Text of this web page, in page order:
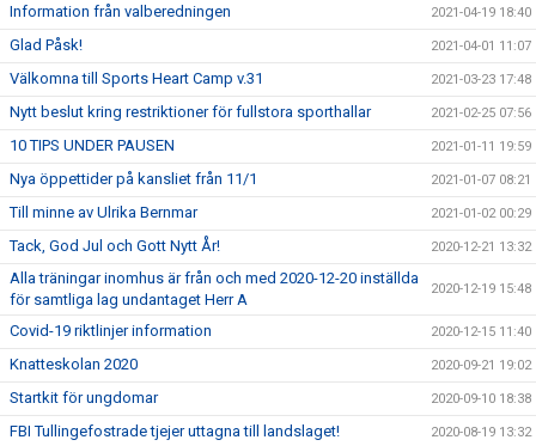
Information från valberedningen 2021-04-19 18:40
Glad Påsk! 2021-04-01 11:07
Välkomna till Sports Heart Camp v.31 2021-03-23 17:48
Nytt beslut kring restriktioner för fullstora sporthallar 2021-02-25 07:56
10 TIPS UNDER PAUSEN 2021-01-11 19:59
Nya öppettider på kansliet från 11/1 2021-01-07 08:21
Till minne av Ulrika Bernmar 2021-01-02 00:29
Tack, God Jul och Gott Nytt År! 2020-12-21 13:32
Alla träningar inomhus är från och med 2020-12-20 inställda
för samtliga lag undantaget Herr A
2020-12-19 15:48
Covid-19 riktlinjer information 2020-12-15 11:40
Knatteskolan 2020 2020-09-21 19:02
Startkit för ungdomar 2020-09-10 18:38
FBI Tullingefostrade tjejer uttagna till landslaget! 2020-08-19 13:32